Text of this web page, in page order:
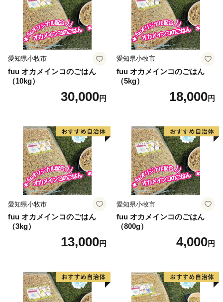
愛知県小牧市
fuu オカメインコのごはん
（10kg）
30,000円
愛知県小牧市
fuu オカメインコのごはん
（5kg）
18,000円
愛知県小牧市
fuu オカメインコのごはん
（3kg）
13,000円
愛知県小牧市
fuu オカメインコのごはん
（800g）
4,000円